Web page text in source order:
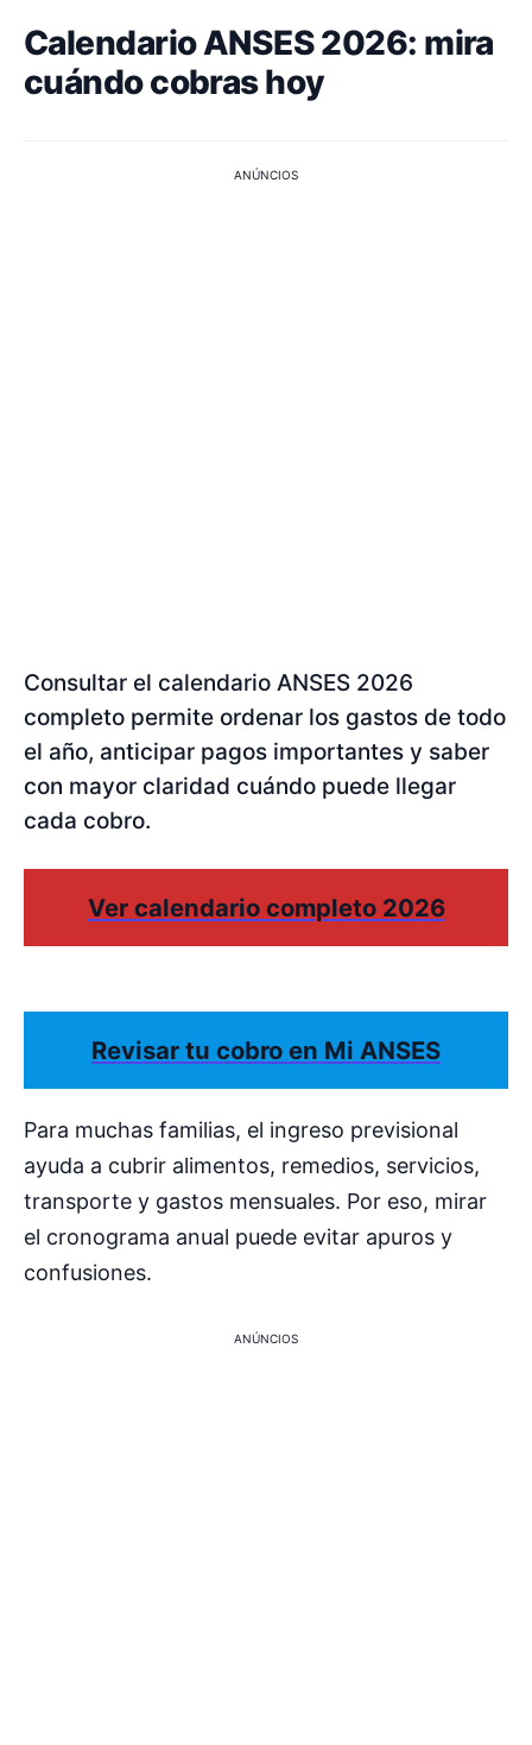
Calendario ANSES 2026: mira
cuándo cobras hoy
ANÚNCIOS
Consultar el calendario ANSES 2026
completo permite ordenar los gastos de todo
el año, anticipar pagos importantes y saber
con mayor claridad cuándo puede llegar
cada cobro.
Ver calendario completo 2026
Revisar tu cobro en Mi ANSES
Para muchas familias, el ingreso previsional
ayuda a cubrir alimentos, remedios, servicios,
transporte y gastos mensuales. Por eso, mirar
el cronograma anual puede evitar apuros y
confusiones.
ANÚNCIOS